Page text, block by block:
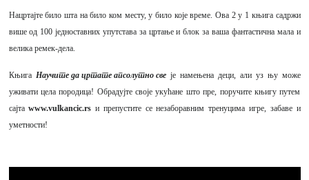
Нацртајте било шта на било ком месту, у било које време. Ова 2 у 1 књига садржи
више од 100 једноставних упутстава за цртање и блок за ваша фантастична мала и
велика ремек-дела.
Књига Научите да цртате апсолутно свеје намењена деци, али уз њу може
уживати цела породица! Обрадујте своје укућане што пре, поручите књигу путем
сајтаwww.vulkancic.rs и препустите се незаборавним тренуцима игре, забаве и
уметности!